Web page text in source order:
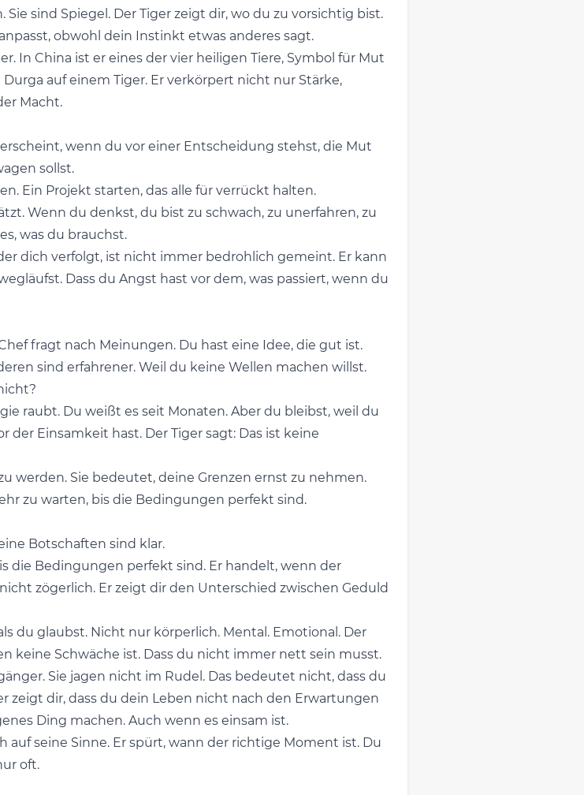
sind Spiegel. Der Tiger zeigt dir, wo du zu vorsichtig bist.
obwohl dein Instinkt etwas anderes sagt.
In China ist er eines der vier heiligen Tiere, Symbol für Mut
auf einem Tiger. Er verkörpert nicht nur Stärke,
Macht.
wenn du vor einer Entscheidung stehst, die Mut
sollst.
Ein Projekt starten, das alle für verrückt halten.
Wenn du denkst, du bist zu schwach, zu unerfahren, zu
was du brauchst.
dich verfolgt, ist nicht immer bedrohlich gemeint. Er kann
Dass du Angst hast vor dem, was passiert, wenn du
fragt nach Meinungen. Du hast eine Idee, die gut ist.
sind erfahrener. Weil du keine Wellen machen willst.
raubt. Du weißt es seit Monaten. Aber du bleibst, weil du
Einsamkeit hast. Der Tiger sagt: Das ist keine
werden. Sie bedeutet, deine Grenzen ernst zu nehmen.
zu warten, bis die Bedingungen perfekt sind.
Botschaften sind klar.
die Bedingungen perfekt sind. Er handelt, wenn der
zögerlich. Er zeigt dir den Unterschied zwischen Geduld
du glaubst. Nicht nur körperlich. Mental. Emotional. Der
keine Schwäche ist. Dass du nicht immer nett sein musst.
Sie jagen nicht im Rudel. Das bedeutet nicht, dass du
zeigt dir, dass du dein Leben nicht nach den Erwartungen
Ding machen. Auch wenn es einsam ist.
auf seine Sinne. Er spürt, wann der richtige Moment ist. Du
oft.